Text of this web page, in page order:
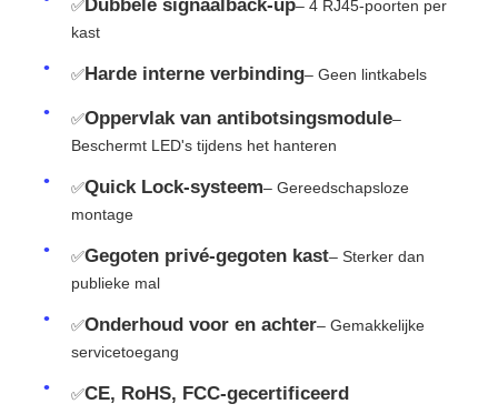
✅Dubbele signaalback-up– 4 RJ45-poorten per
kast
✅Harde interne verbinding– Geen lintkabels
✅Oppervlak van antibotsingsmodule–
Beschermt LED's tijdens het hanteren
✅Quick Lock-systeem– Gereedschapsloze
montage
✅Gegoten privé-gegoten kast– Sterker dan
publieke mal
✅Onderhoud voor en achter– Gemakkelijke
servicetoegang
✅CE, RoHS, FCC-gecertificeerd